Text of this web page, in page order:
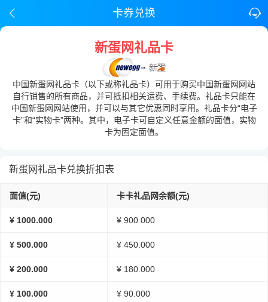
卡券兑换
新蛋网礼品卡
中国新蛋网礼品卡（以下或称礼品卡）可用于购买中国新蛋网网站
自行销售的所有商品，并可抵扣相关运费、手续费。礼品卡只能在
中国新蛋网网站使用，并可以与其它优惠同时享用。礼品卡分“电子
卡”和“实物卡”两种。其中，电子卡可自定义任意金额的面值，实物
卡为固定面值。
新蛋网礼品卡兑换折扣表
面值(元) 卡卡礼品网余额(元)
¥ 1000.000 ¥ 900.000
¥ 500.000 ¥ 450.000
¥ 200.000 ¥ 180.000
¥ 100.000 ¥ 90.000